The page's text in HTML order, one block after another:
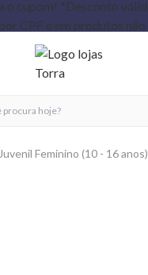
Juvenil Feminino (10 - 16 anos)